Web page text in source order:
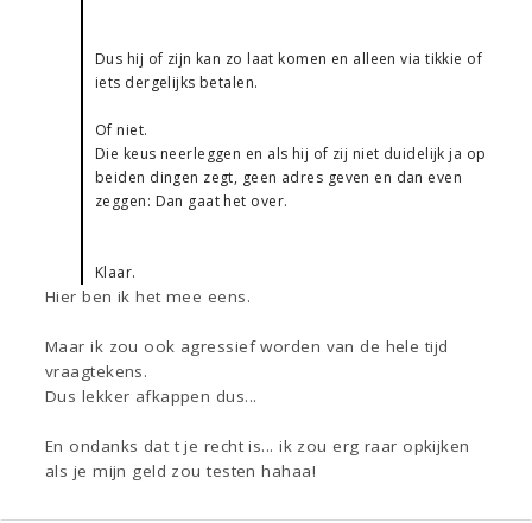
Dus hij of zijn kan zo laat komen en alleen via tikkie of
iets dergelijks betalen.
Of niet.
Die keus neerleggen en als hij of zij niet duidelijk ja op
beiden dingen zegt, geen adres geven en dan even
zeggen: Dan gaat het over.
Klaar.
Hier ben ik het mee eens.
Maar ik zou ook agressief worden van de hele tijd
vraagtekens.
Dus lekker afkappen dus...
En ondanks dat t je recht is... ik zou erg raar opkijken
als je mijn geld zou testen hahaa!